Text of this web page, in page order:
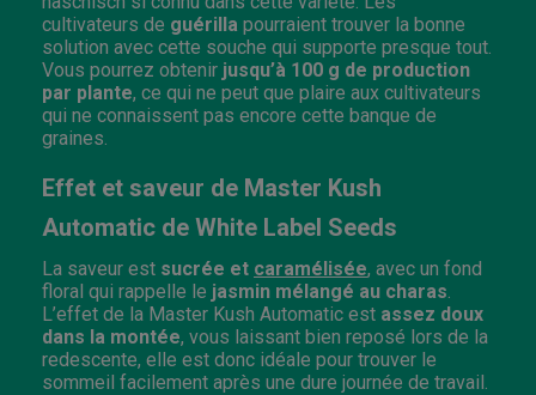
cultivateurs de guérilla pourraient trouver la bonne
solution avec cette souche qui supporte presque tout.
Vous pourrez obtenir jusqu’à 100 g de production
par plante, ce qui ne peut que plaire aux cultivateurs
qui ne connaissent pas encore cette banque de
graines.
Effet et saveur de Master Kush
Automatic de White Label Seeds
La saveur est sucrée et caramélisée, avec un fond
floral qui rappelle le jasmin mélangé au charas.
L’effet de la Master Kush Automatic est assez doux
dans la montée, vous laissant bien reposé lors de la
redescente, elle est donc idéale pour trouver le
sommeil facilement après une dure journée de travail.